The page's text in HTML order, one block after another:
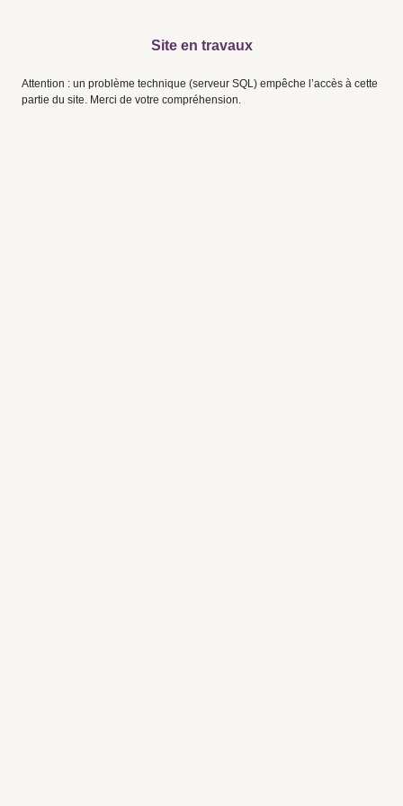
Site en travaux
Attention : un problème technique (serveur SQL) empêche l’accès à cette
partie du site. Merci de votre compréhension.